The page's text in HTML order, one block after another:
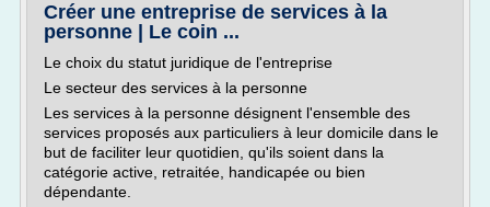
Créer une entreprise de services à la
personne | Le coin ...
Le choix du statut juridique de l'entreprise
Le secteur des services à la personne
Les services à la personne désignent l'ensemble des
services proposés aux particuliers à leur domicile dans le
but de faciliter leur quotidien, qu'ils soient dans la
catégorie active, retraitée, handicapée ou bien
dépendante.